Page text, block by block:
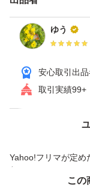
ゆう
安心取引出
取引実績99+
Yahoo!フリマが定め
付与しています
価格の
この
この商品をみて